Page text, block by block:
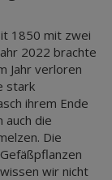
1850 mit zwei
2022 brachte
Jahr verloren
stark
ihrem Ende
auch die
Die
wir nicht